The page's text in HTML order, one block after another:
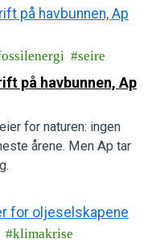
seire
på havbunnen, Ap
for naturen: ingen
årene. Men Ap tar
klimakrise